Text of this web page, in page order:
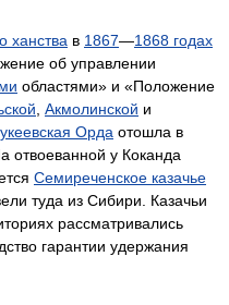
ханства в 1867—1868 годах
об управлении
областями» и «Положение
, Акмолинской и
Орда отошла в
отвоеванной у Коканда
Семиреченское казачье
туда из Сибири. Казачьи
рассматривались
гарантии удержания